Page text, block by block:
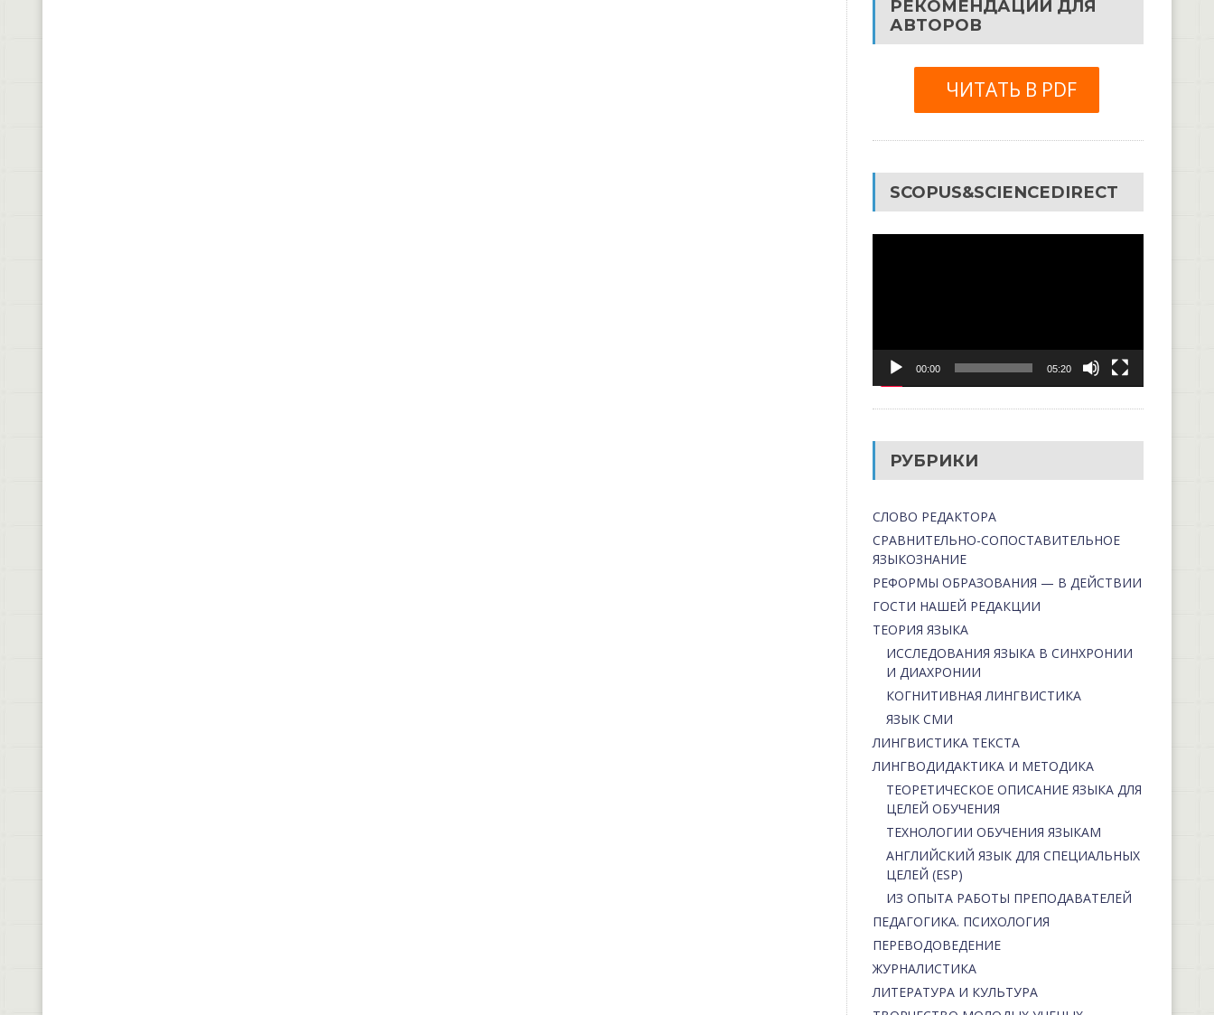
РЕКОМЕНДАЦИИ ДЛЯ
АВТОРОВ
ЧИТАТЬ В PDF
SCOPUS&SCIENCEDIRECT
00:00 05:20
РУБРИКИ
СЛОВО РЕДАКТОРА
СРАВНИТЕЛЬНО-СОПОСТАВИТЕЛЬНОЕ
ЯЗЫКОЗНАНИЕ
РЕФОРМЫ ОБРАЗОВАНИЯ — В ДЕЙСТВИИ
ГОСТИ НАШЕЙ РЕДАКЦИИ
ТЕОРИЯ ЯЗЫКА
ИССЛЕДОВАНИЯ ЯЗЫКА В СИНХРОНИИ
И ДИАХРОНИИ
КОГНИТИВНАЯ ЛИНГВИСТИКА
ЯЗЫК СМИ
ЛИНГВИСТИКА ТЕКСТА
ЛИНГВОДИДАКТИКА И МЕТОДИКА
ТЕОРЕТИЧЕСКОЕ ОПИСАНИЕ ЯЗЫКА ДЛЯ
ЦЕЛЕЙ ОБУЧЕНИЯ
ТЕХНОЛОГИИ ОБУЧЕНИЯ ЯЗЫКАМ
АНГЛИЙСКИЙ ЯЗЫК ДЛЯ СПЕЦИАЛЬНЫХ
ЦЕЛЕЙ (ESP)
ИЗ ОПЫТА РАБОТЫ ПРЕПОДАВАТЕЛЕЙ
ПЕДАГОГИКА. ПСИХОЛОГИЯ
ПЕРЕВОДОВЕДЕНИЕ
ЖУРНАЛИСТИКА
ЛИТЕРАТУРА И КУЛЬТУРА